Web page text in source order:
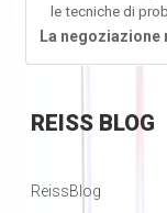
le tecniche di
La
REISSBLOG
ReissBlog